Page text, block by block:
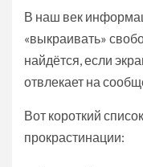
В наш век
«выкраивать»
найдётся, если
отвлекает на
Вот короткий
прокрастинации: